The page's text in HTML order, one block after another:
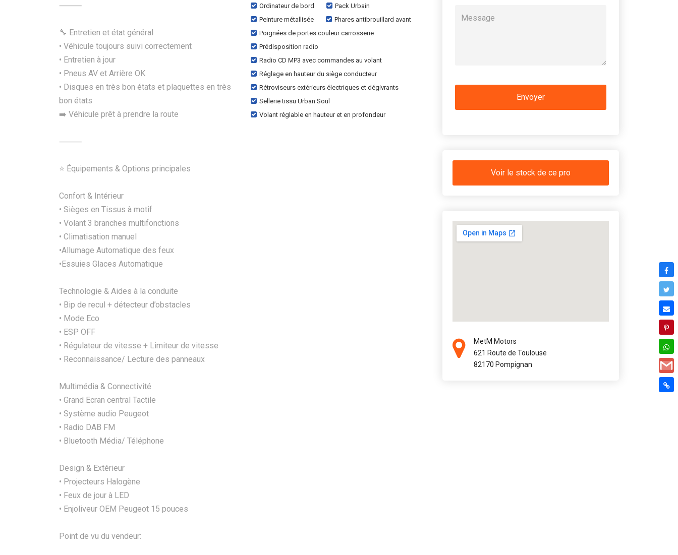
⸻
🔧 Entretien et état général
• Véhicule toujours suivi correctement
• Entretien à jour
• Pneus AV et Arrière OK
• Disques en très bon états et plaquettes en très
bon états
➡️ Véhicule prêt à prendre la route
⸻
⭐ Équipements & Options principales
Confort & Intérieur
• Sièges en Tissus à motif
• Volant 3 branches multifonctions
• Climatisation manuel
•Allumage Automatique des feux
•Essuies Glaces Automatique
Technologie & Aides à la conduite
• Bip de recul + détecteur d’obstacles
• Mode Eco
• ESP OFF
• Régulateur de vitesse + Limiteur de vitesse
• Reconnaissance/ Lecture des panneaux
Multimédia & Connectivité
• Grand Ecran central Tactile
• Système audio Peugeot
• Radio DAB FM
• Bluetooth Média/ Téléphone
Design & Extérieur
• Projecteurs Halogène
• Feux de jour à LED
• Enjoliveur OEM Peugeot 15 pouces
Point de vu du vendeur:
Ordinateur de bord
Pack Urbain
Peinture métallisée
Phares antibrouillard avant
Poignées de portes couleur carrosserie
Prédisposition radio
Radio CD MP3 avec commandes au volant
Réglage en hauteur du siège conducteur
Rétroviseurs extérieurs électriques et dégivrants
Sellerie tissu Urban Soul
Volant réglable en hauteur et en profondeur
Voir le stock de ce pro
MetM Motors
621 Route de Toulouse
82170 Pompignan